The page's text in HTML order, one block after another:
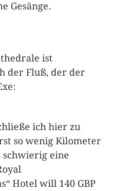
Gesänge.
ist
der Fluß, der der
ich hier zu
so wenig Kilometer
schwierig eine
Hotel will 140 GBP